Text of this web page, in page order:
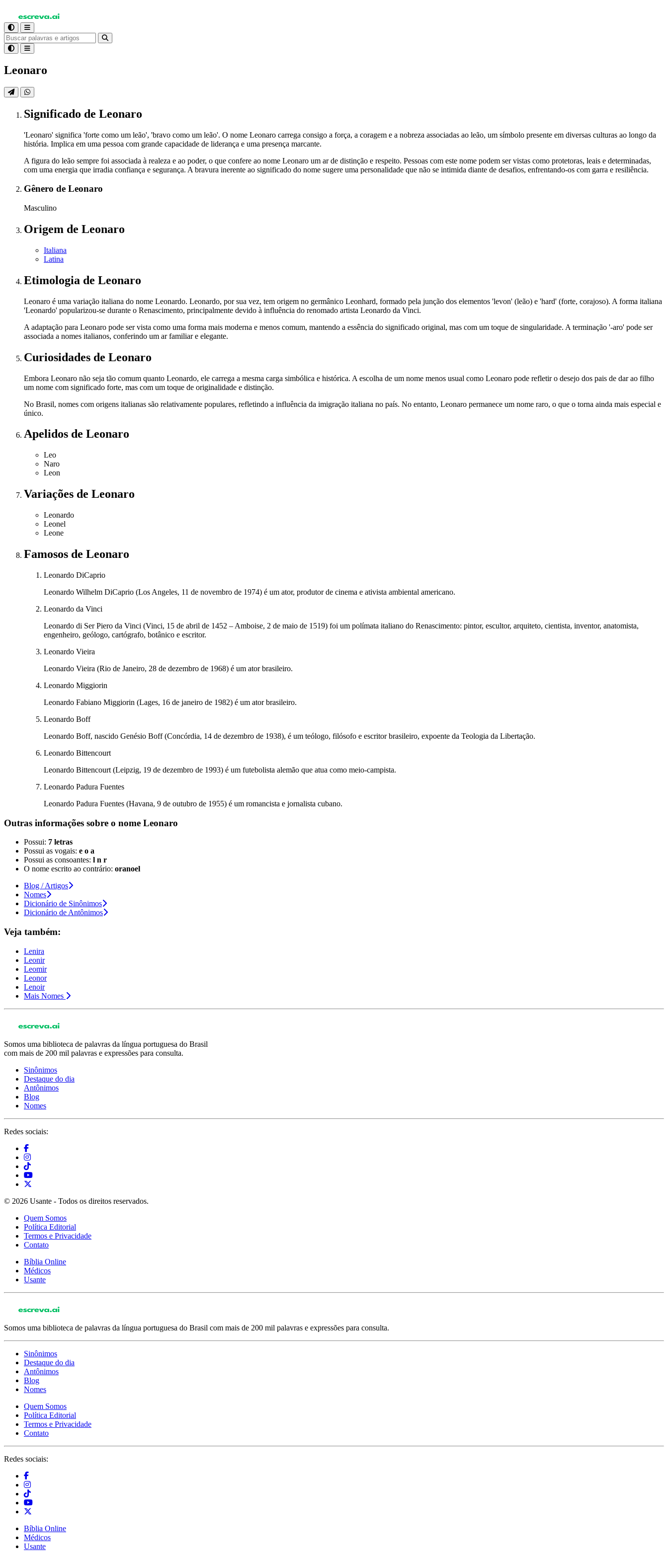
Leonaro
Significado de Leonaro
'Leonaro' significa 'forte como um leão', 'bravo como um leão'. O nome Leonaro carrega consigo a força, a coragem e a nobreza associadas ao leão, um símbolo presente em diversas culturas ao longo da
história. Implica em uma pessoa com grande capacidade de liderança e uma presença marcante.
A figura do leão sempre foi associada à realeza e ao poder, o que confere ao nome Leonaro um ar de distinção e respeito. Pessoas com este nome podem ser vistas como protetoras, leais e determinadas,
com uma energia que irradia confiança e segurança. A bravura inerente ao significado do nome sugere uma personalidade que não se intimida diante de desafios, enfrentando-os com garra e resiliência.
Gênero de Leonaro
Masculino
Origem de Leonaro
Italiana
Latina
Etimologia de Leonaro
Leonaro é uma variação italiana do nome Leonardo. Leonardo, por sua vez, tem origem no germânico Leonhard, formado pela junção dos elementos 'levon' (leão) e 'hard' (forte, corajoso). A forma italiana
'Leonardo' popularizou-se durante o Renascimento, principalmente devido à influência do renomado artista Leonardo da Vinci.
A adaptação para Leonaro pode ser vista como uma forma mais moderna e menos comum, mantendo a essência do significado original, mas com um toque de singularidade. A terminação '-aro' pode ser
associada a nomes italianos, conferindo um ar familiar e elegante.
Curiosidades de Leonaro
Embora Leonaro não seja tão comum quanto Leonardo, ele carrega a mesma carga simbólica e histórica. A escolha de um nome menos usual como Leonaro pode refletir o desejo dos pais de dar ao filho
um nome com significado forte, mas com um toque de originalidade e distinção.
No Brasil, nomes com origens italianas são relativamente populares, refletindo a influência da imigração italiana no país. No entanto, Leonaro permanece um nome raro, o que o torna ainda mais especial e
único.
Apelidos de Leonaro
Leo
Naro
Leon
Variações de Leonaro
Leonardo
Leonel
Leone
Famosos de Leonaro
Leonardo DiCaprio
Leonardo Wilhelm DiCaprio (Los Angeles, 11 de novembro de 1974) é um ator, produtor de cinema e ativista ambiental americano.
Leonardo da Vinci
Leonardo di Ser Piero da Vinci (Vinci, 15 de abril de 1452 – Amboise, 2 de maio de 1519) foi um polímata italiano do Renascimento: pintor, escultor, arquiteto, cientista, inventor, anatomista,
engenheiro, geólogo, cartógrafo, botânico e escritor.
Leonardo Vieira
Leonardo Vieira (Rio de Janeiro, 28 de dezembro de 1968) é um ator brasileiro.
Leonardo Miggiorin
Leonardo Fabiano Miggiorin (Lages, 16 de janeiro de 1982) é um ator brasileiro.
Leonardo Boff
Leonardo Boff, nascido Genésio Boff (Concórdia, 14 de dezembro de 1938), é um teólogo, filósofo e escritor brasileiro, expoente da Teologia da Libertação.
Leonardo Bittencourt
Leonardo Bittencourt (Leipzig, 19 de dezembro de 1993) é um futebolista alemão que atua como meio-campista.
Leonardo Padura Fuentes
Leonardo Padura Fuentes (Havana, 9 de outubro de 1955) é um romancista e jornalista cubano.
Outras informações sobre o nome Leonaro
Possui: 7 letras
Possui as vogais: e o a
Possui as consoantes: l n r
O nome escrito ao contrário: oranoel
Blog / Artigos
Nomes
Dicionário de Sinônimos
Dicionário de Antônimos
Veja também:
Lenira
Leonir
Leomir
Leonor
Lenoir
Mais Nomes
Somos uma biblioteca de palavras da língua portuguesa do Brasil
com mais de 200 mil palavras e expressões para consulta.
Sinônimos
Destaque do dia
Antônimos
Blog
Nomes
Redes sociais:
© 2026 Usante - Todos os direitos reservados.
Quem Somos
Política Editorial
Termos e Privacidade
Contato
Bíblia Online
Médicos
Usante
Somos uma biblioteca de palavras da língua portuguesa do Brasil com mais de 200 mil palavras e expressões para consulta.
Sinônimos
Destaque do dia
Antônimos
Blog
Nomes
Quem Somos
Política Editorial
Termos e Privacidade
Contato
Redes sociais:
Bíblia Online
Médicos
Usante